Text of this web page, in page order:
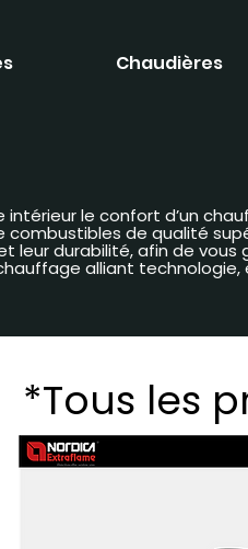
Chaudières
intérieur le confort d’un
de qualité
leur durabilité, afin de vous
alliant
*Tous les